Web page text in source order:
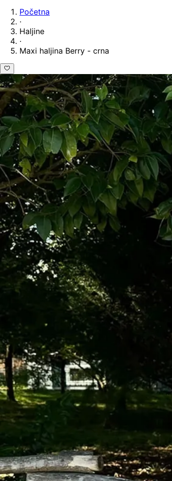
Početna
·
Haljine
·
Maxi haljina Berry - crna